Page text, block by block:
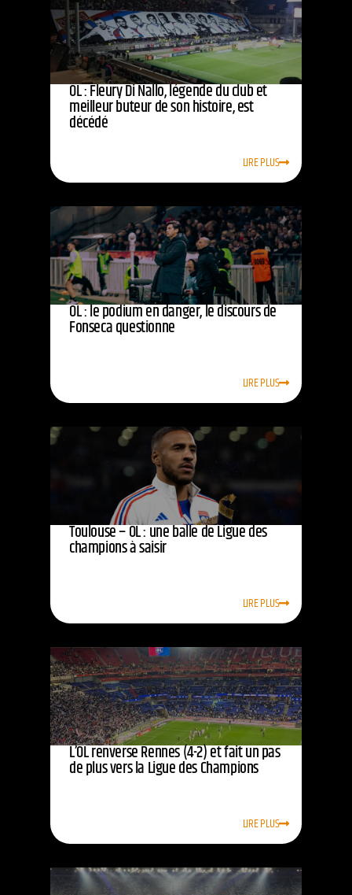
OL : Fleury Di Nallo, légende du club et
meilleur buteur de son histoire, est
décédé
LIRE PLUS
OL : le podium en danger, le discours de
Fonseca questionne
LIRE PLUS
Toulouse – OL : une balle de Ligue des
champions à saisir
LIRE PLUS
L’OL renverse Rennes (4-2) et fait un pas
de plus vers la Ligue des Champions
LIRE PLUS